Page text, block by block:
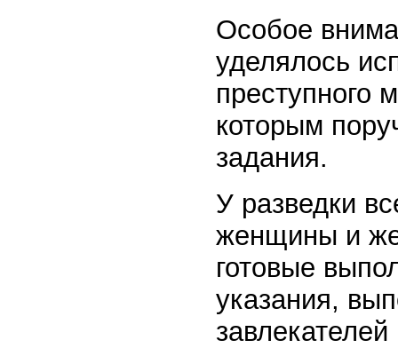
Особое
уделялось
преступного
которым
задания.
У разведки
женщины и
готовые
указания,